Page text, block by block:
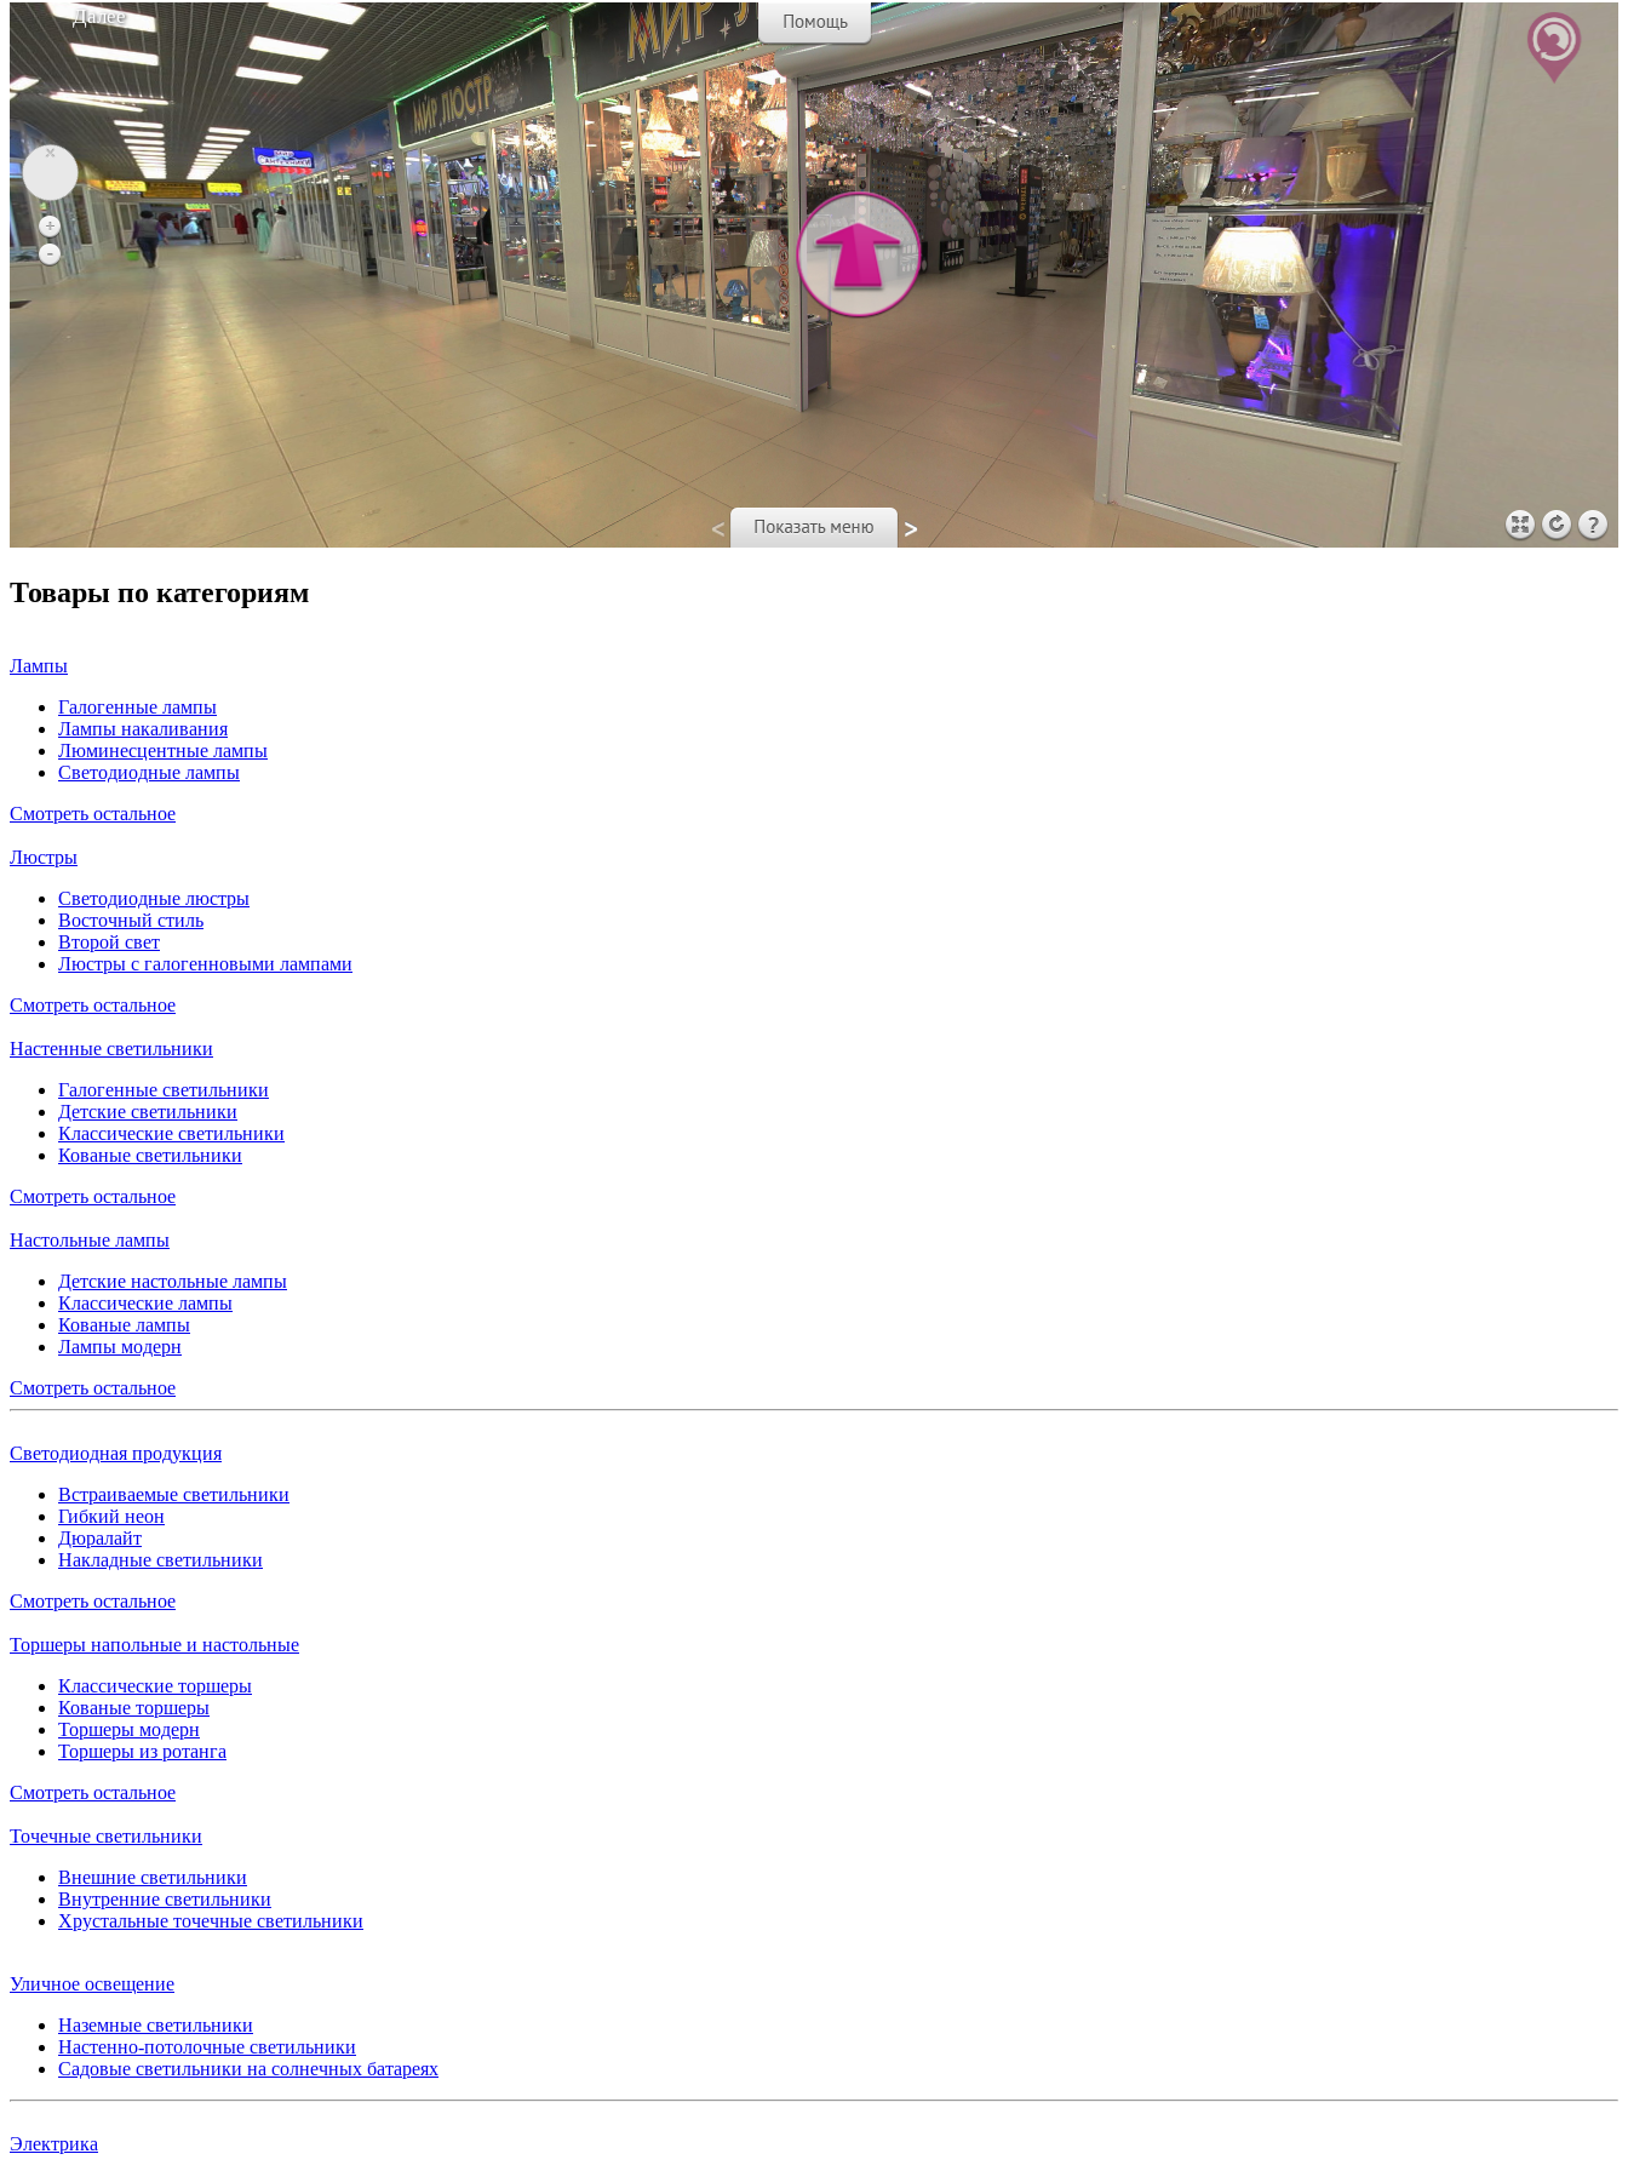
Товары по категориям
Лампы
Галогенные лампы
Лампы накаливания
Люминесцентные лампы
Светодиодные лампы
Смотреть остальное
Люстры
Светодиодные люстры
Восточный стиль
Второй свет
Люстры с галогенновыми лампами
Смотреть остальное
Настенные светильники
Галогенные светильники
Детские светильники
Классические светильники
Кованые светильники
Смотреть остальное
Настольные лампы
Детские настольные лампы
Классические лампы
Кованые лампы
Лампы модерн
Смотреть остальное
Светодиодная продукция
Встраиваемые светильники
Гибкий неон
Дюралайт
Накладные светильники
Смотреть остальное
Торшеры напольные и настольные
Классические торшеры
Кованые торшеры
Торшеры модерн
Торшеры из ротанга
Смотреть остальное
Точечные светильники
Внешние светильники
Внутренние светильники
Хрустальные точечные светильники
Уличное освещение
Наземные светильники
Настенно-потолочные светильники
Садовые светильники на солнечных батареях
Электрика